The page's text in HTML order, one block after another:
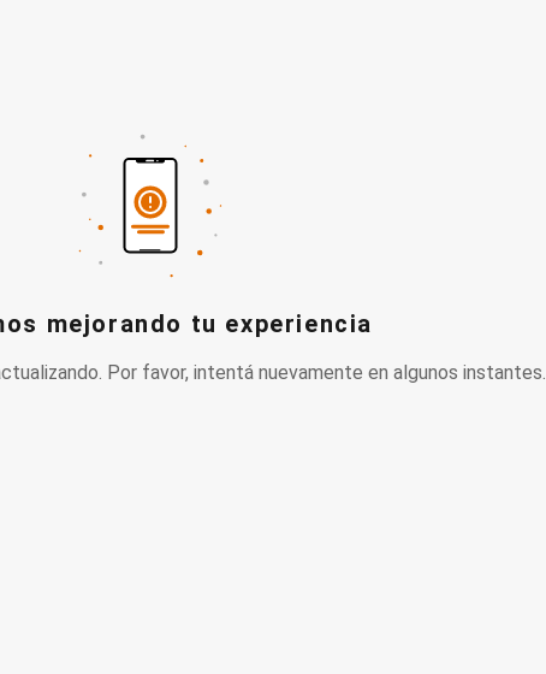
mejorando tu experiencia
Por favor, intentá nuevamente en algunos instantes.